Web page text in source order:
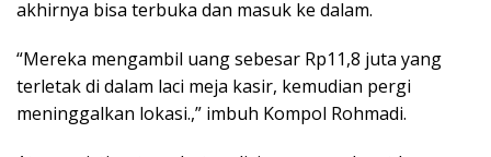
akhirnya bisa terbuka dan masuk ke dalam.
“Mereka mengambil uang sebesar Rp11,8 juta yang
terletak di dalam laci meja kasir, kemudian pergi
meninggalkan lokasi.,” imbuh Kompol Rohmadi.